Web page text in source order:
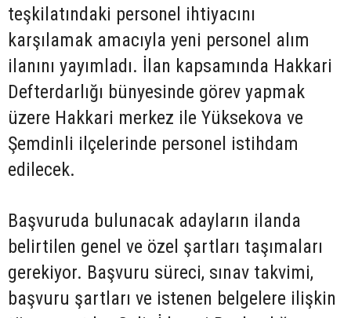
teşkilatındaki personel ihtiyacını
karşılamak amacıyla yeni personel alım
ilanını yayımladı. İlan kapsamında Hakkari
Defterdarlığı bünyesinde görev yapmak
üzere Hakkari merkez ile Yüksekova ve
Şemdinli ilçelerinde personel istihdam
edilecek.
Başvuruda bulunacak adayların ilanda
belirtilen genel ve özel şartları taşımaları
gerekiyor. Başvuru süreci, sınav takvimi,
başvuru şartları ve istenen belgelere ilişkin